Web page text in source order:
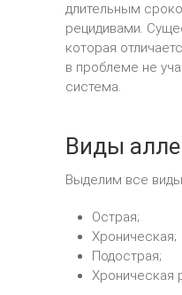
длительным
рецидивами.
которая
в проблеме не
система.
Виды
Выделим все
Острая;
Хроническая;
Подострая;
Хроническая